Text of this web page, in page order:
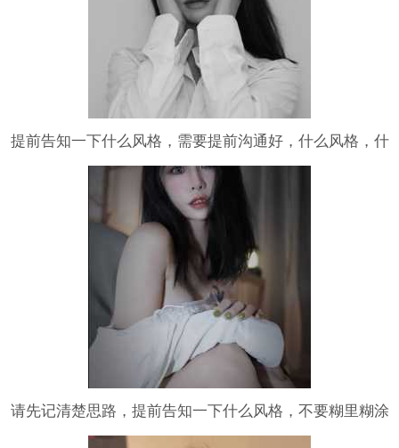
提前告知一下什么风格，需要提前沟通好，什么风格，什
请先记清楚思路，提前告知一下什么风格，不要糊里糊涂